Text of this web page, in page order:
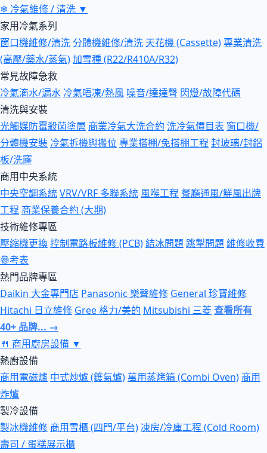
❄ 冷氣維修 / 清洗 ▼
家用冷氣系列
窗口機維修/清洗 分體機維修/清洗 天花機 (Cassette)專業清洗
(高壓/藥水/蒸氣)加雪種 (R22/R410A/R32)
常見故障急救
冷氣滴水/漏水 冷氣唔凍/熱風 噪音/達達聲 閃燈/故障代碼
清洗與安裝
光觸媒防霉殺菌塗層 商業冷氣大洗合約 洗冷氣價目表 窗口機/
分體機安裝 冷氣拆機與搬位 專業搭棚/免搭棚工程 封玻璃/封鋁
板/洗窿
商用中央系統
中央空調系統VRV/VRF 多聯系統 風喉工程 餐廳通風/鮮風出牌
工程 商業保養合約 (大期)
技術維修專區
壓縮機更換控制電路板維修 (PCB)結冰問題跳掣問題維修收費
參考表
熱門品牌專區
Daikin 大金專門店 Panasonic 樂聲維修 General 珍寶維修
Hitachi 日立維修 Gree 格力/美的 Mitsubishi 三菱查看所有
40+ 品牌... →
🍴 商用廚房設備 ▼
熱廚設備
商用電磁爐 中式炒爐 (鑊氣爐) 萬用蒸烤箱 (Combi Oven) 商用
炸爐
製冷設備
製冰機維修 商用雪櫃 (四門/平台)凍房/冷庫工程 (Cold Room)
壽司 / 蛋糕展示櫃